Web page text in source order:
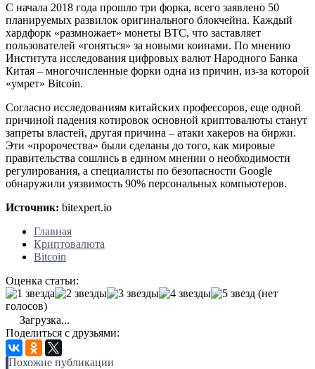
С начала 2018 года прошло три форка, всего заявлено 50
планируемых развилок оригинального блокчейна. Каждый
хардфорк «размножает» монеты BTC, что заставляет
пользователей «гоняться» за новыми коинами. По мнению
Института исследования цифровых валют Народного Банка
Китая – многочисленные форки одна из причин, из-за которой
«умрет» Bitcoin.
Согласно исследованиям китайских профессоров, еще одной
причиной падения котировок основной криптовалюты станут
запреты властей, другая причина – атаки хакеров на биржи.
Эти «пророчества» были сделаны до того, как мировые
правительства сошлись в едином мнении о необходимости
регулирования, а специалисты по безопасности Google
обнаружили уязвимость 90% персональных компьютеров.
Источник: bitexpert.io
Главная
Криптовалюта
Bitcoin
Оценка статьи:
(нет
голосов)
Загрузка...
Поделиться с друзьями:
Похожие публикации